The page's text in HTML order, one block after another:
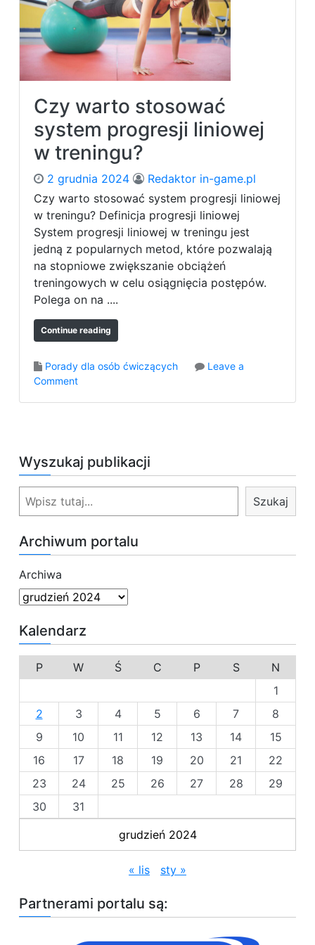
Czy warto stosować
system progresji liniowej
w treningu?
2 grudnia 2024
Redaktor in-game.pl
Czy warto stosować system progresji liniowej
w treningu? Definicja progresji liniowej
System progresji liniowej w treningu jest
jedną z popularnych metod, które pozwalają
na stopniowe zwiększanie obciążeń
treningowych w celu osiągnięcia postępów.
Polega on na ....
Continue reading
Porady dla osób ćwiczących
Leave a
Commento
w
a
t
o
t
o
o
w
ć
s
y
s
e
m
p
r
o
g
r
e
s
i
i
w
Wyszukaj publikacji
k
j
Szukaj
Archiwum portalu
Archiwa
Kalendarz
grudzień 2024
P W Ś C P S
N
1
2
3 4 5 6 7
8
9
10 11 12 13 14
15
16
17 18 19 20 21
22
23
24 25 26 27 28
29
30
31
« lis sty »
Partnerami portalu są: